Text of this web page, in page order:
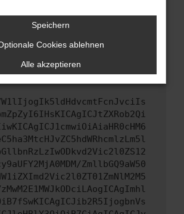
oben genannten Schritte versucht
das Problem zu beheben. Du kannst
Text schicken, um uns bei der
zu unterstützen:
ZmllbGQ9aW50
Speichern
Cookies ablehnen
Alle akzeptieren